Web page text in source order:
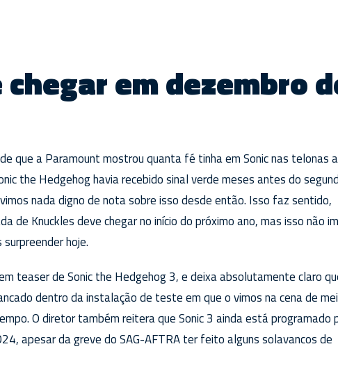
em dezembro
que a Paramount mostrou quanta fé tinha em Sonic nas telonas
the Hedgehog havia recebido sinal verde meses antes do
nada digno de nota sobre isso desde então. Isso faz sentido,
de Knuckles deve chegar no início do próximo ano, mas isso não
hoje.
teaser de Sonic the Hedgehog 3, e deixa absolutamente claro
dentro da instalação de teste em que o vimos na cena de
O diretor também reitera que Sonic 3 ainda está programado
apesar da greve do SAG-AFTRA ter feito alguns solavancos de